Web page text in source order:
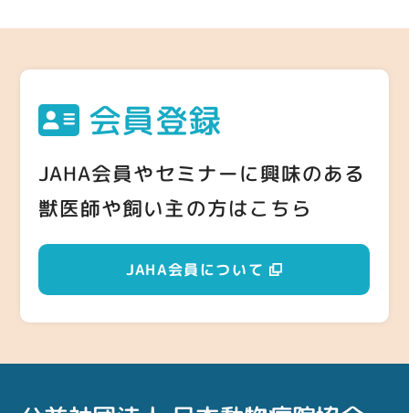
会員登録
JAHA会員やセミナーに興味のある
獣医師や飼い主の方はこちら
JAHA会員について